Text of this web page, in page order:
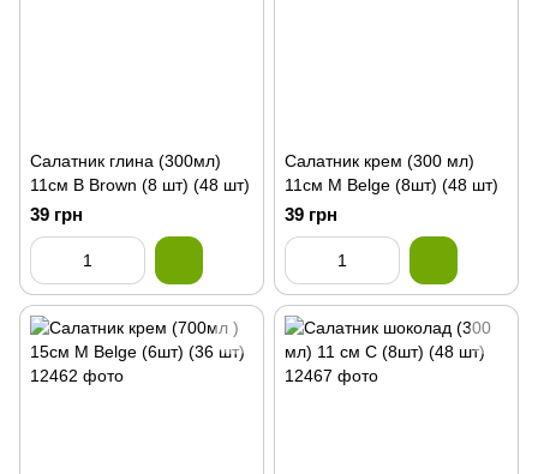
Салатник глина (300мл)
11см В Brown (8 шт) (48 шт)
39 грн
Салатник крем (300 мл)
11см М Belge (8шт) (48 шт)
39 грн